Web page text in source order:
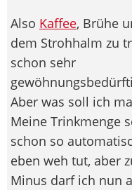
Also Kaffee, Brühe
dem Strohhalm zu
schon sehr
Aber was soll ich
Meine Trinkmenge
schon so
eben weh tut, aber
Minus darf ich nun